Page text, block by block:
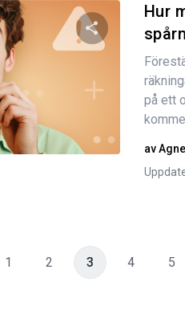
Dela den
Twitter
Hur
på ett
av
1 2 3 4 5